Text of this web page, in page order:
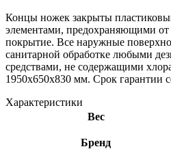
Концы ножек закрыты
элементами, предохраняющими
покрытие. Все наружные
санитарной обработке любыми
средствами, не содержащими
1950х650х830 мм. Срок гарантии
Характеристики
Вес
Бренд